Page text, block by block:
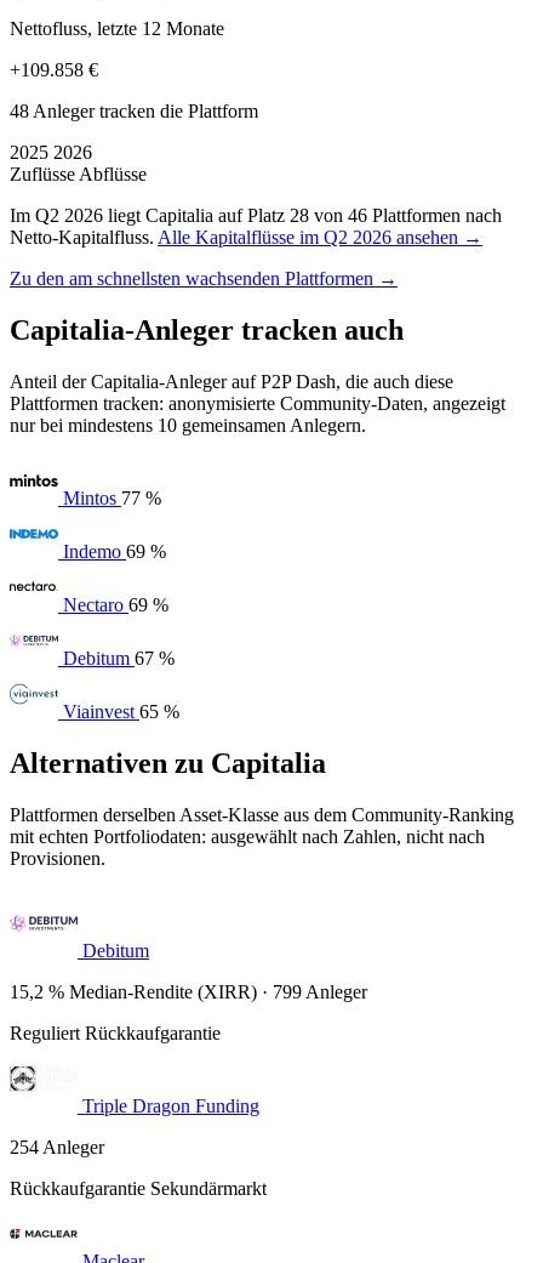
Nettofluss, letzte 12 Monate
+109.858 €
48 Anleger tracken die Plattform
2025 2026
Zuflüsse Abflüsse
Im Q2 2026 liegt Capitalia auf Platz 28 von 46 Plattformen nach
Netto-Kapitalfluss. Alle Kapitalflüsse im Q2 2026 ansehen →
Zu den am schnellsten wachsenden Plattformen →
Capitalia-Anleger tracken auch
Anteil der Capitalia-Anleger auf P2P Dash, die auch diese
Plattformen tracken: anonymisierte Community-Daten, angezeigt
nur bei mindestens 10 gemeinsamen Anlegern.
Mintos 77 %
Indemo 69 %
Nectaro 69 %
Debitum 67 %
Viainvest 65 %
Alternativen zu Capitalia
Plattformen derselben Asset-Klasse aus dem Community-Ranking
mit echten Portfoliodaten: ausgewählt nach Zahlen, nicht nach
Provisionen.
Debitum
15,2 % Median-Rendite (XIRR) · 799 Anleger
Reguliert Rückkaufgarantie
Triple Dragon Funding
254 Anleger
Rückkaufgarantie Sekundärmarkt